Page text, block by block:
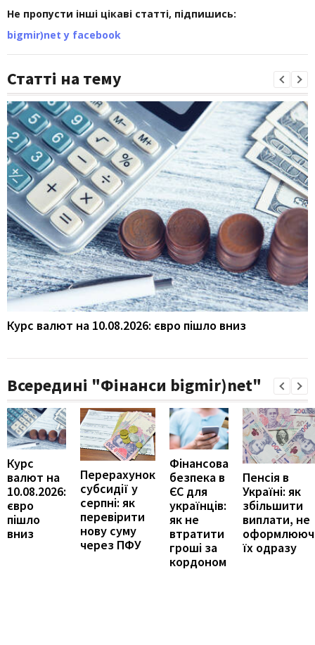
Не пропусти інші цікаві статті, підпишись:
bigmir)net у facebook
Статті на тему
Курс валют на 10.08.2026: євро пішло вниз
Всередині "Фінанси bigmir)net"
Курс
валют на
10.08.2026:
євро
пішло
вниз
Перерахунок
субсидії у
серпні: як
перевірити
нову суму
через ПФУ
Фінансова
безпека в
ЄС для
українців:
як не
втратити
гроші за
кордоном
Пенсія в
Україні: як
збільшити
виплати, не
їх одразу